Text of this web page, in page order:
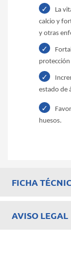
La
calcio y
y otras
estado de
huesos.
FICHA
AVISO LEGAL